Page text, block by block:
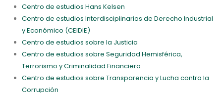
Centro de estudios Hans Kelsen
Centro de estudios Interdisciplinarios de Derecho Industrial
y Económico (CEIDIE)
Centro de estudios sobre la Justicia
Centro de estudios sobre Seguridad Hemisférica,
Terrorismo y Criminalidad Financiera
Centro de estudios sobre Transparencia y Lucha contra la
Corrupción